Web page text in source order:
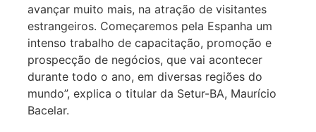
avançar muito mais, na atração de visitantes
estrangeiros. Começaremos pela Espanha um
intenso trabalho de capacitação, promoção e
prospecção de negócios, que vai acontecer
durante todo o ano, em diversas regiões do
mundo”, explica o titular da Setur-BA, Maurício
Bacelar.